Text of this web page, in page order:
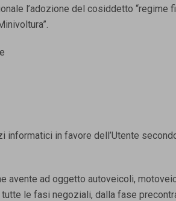
l’adozione del cosiddetto “regime
in favore dell’Utente
ad oggetto autoveicoli,
le fasi negoziali, dalla fase